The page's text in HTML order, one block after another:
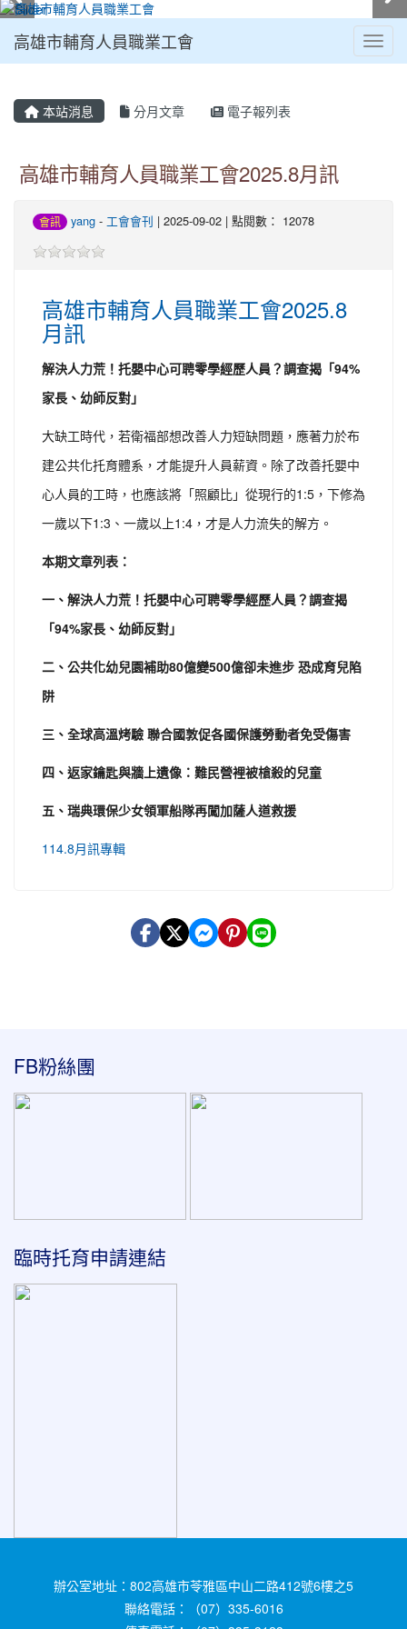
高雄市輔育人員職業工會
本站消息 分月文章 電子報列表
高雄市輔育人員職業工會2025.8月訊
會訊 yang - 工會會刊 | 2025-09-02 | 點閱數： 12078
高雄市輔育人員職業工會2025.8
月訊
解決人力荒！托嬰中心可聘零學經歷人員？調查揭「94%
家長、幼師反對」
大缺工時代，若衛福部想改善人力短缺問題，應著力於布
建公共化托育體系，才能提升人員薪資。除了改善托嬰中
心人員的工時，也應該將「照顧比」從現行的1:5，下修為
一歲以下1:3、一歲以上1:4，才是人力流失的解方。
本期文章列表：
一 、 解決人力荒！托嬰中心可聘零學經歷人員？調查揭
「94%家長、幼師反對」
二、公共化幼兒園補助80億變500億卻未進步 恐成育兒陷
阱
三、全球高溫烤驗 聯合國敦促各國保護勞動者免受傷害
四、返家鑰匙與牆上遺像：難民營裡被槍殺的兒童
五、瑞典環保少女領軍船隊再闖加薩人道救援
114.8月訊專輯
FB粉絲團
臨時托育申請連結
辦公室地址：802高雄市苓雅區中山二路412號6樓之5
聯絡電話：（07）335-6016